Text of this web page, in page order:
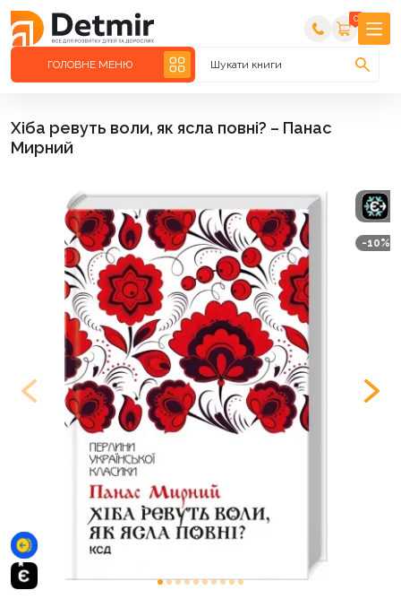
0
ГОЛОВНЕ МЕНЮ Шукати книги
Хіба ревуть воли, як ясла повні? – Панас
Мирний
-10%